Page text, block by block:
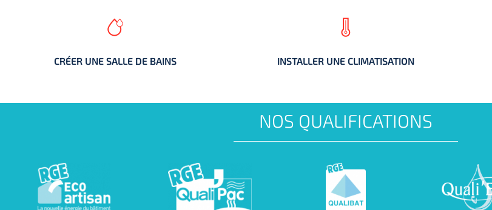
CRÉER UNE SALLE DE BAINS
CRÉER UNE SALLE DE BAINS INSTALLER UNE CLIMATISATION
INSTALLER UNE CLIMATISATION
NOS QUALIFICATIONS